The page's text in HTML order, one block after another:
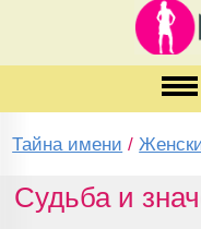
Тайна имени /
Судьба и